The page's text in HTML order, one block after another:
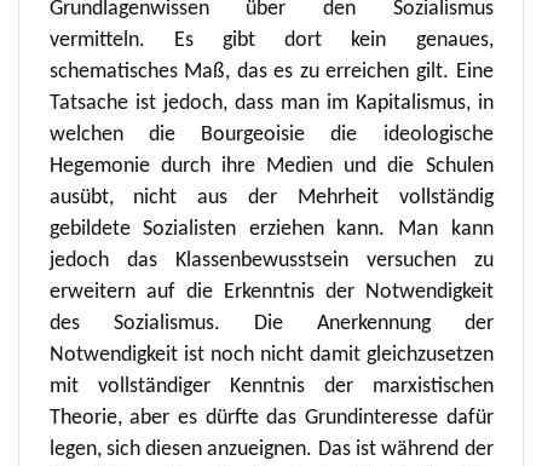
Grundlagenwissen über den Sozialismus
vermitteln. Es gibt dort kein genaues,
schematisches Maß, das es zu erreichen gilt. Eine
Tatsache ist jedoch, dass man im Kapitalismus, in
welchen die Bourgeoisie die ideologische
Hegemonie durch ihre Medien und die Schulen
ausübt, nicht aus der Mehrheit vollständig
gebildete Sozialisten erziehen kann. Man kann
jedoch das Klassenbewusstsein versuchen zu
erweitern auf die Erkenntnis der Notwendigkeit
des Sozialismus. Die Anerkennung der
Notwendigkeit ist noch nicht damit gleichzusetzen
mit vollständiger Kenntnis der marxistischen
Theorie, aber es dürfte das Grundinteresse dafür
legen, sich diesen anzueignen. Das ist während der